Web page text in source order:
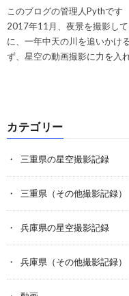
このブログの管理人Pythです
2017年11月、夜景を撮影し
に、一年中天の川を追いかけ
ず、星空の動画撮影に力を入
カテゴリー
三重県の星空撮影記録
三重県（その他撮影記録）
兵庫県の星空撮影記録
兵庫県（その他撮影記録）